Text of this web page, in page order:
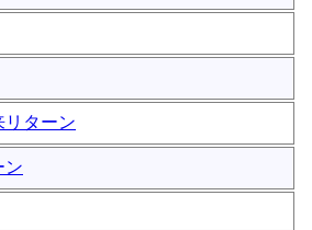
リターン
ン